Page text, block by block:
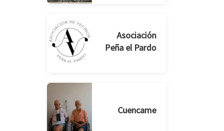
Asociación
Peña el Pardo
Cuencame